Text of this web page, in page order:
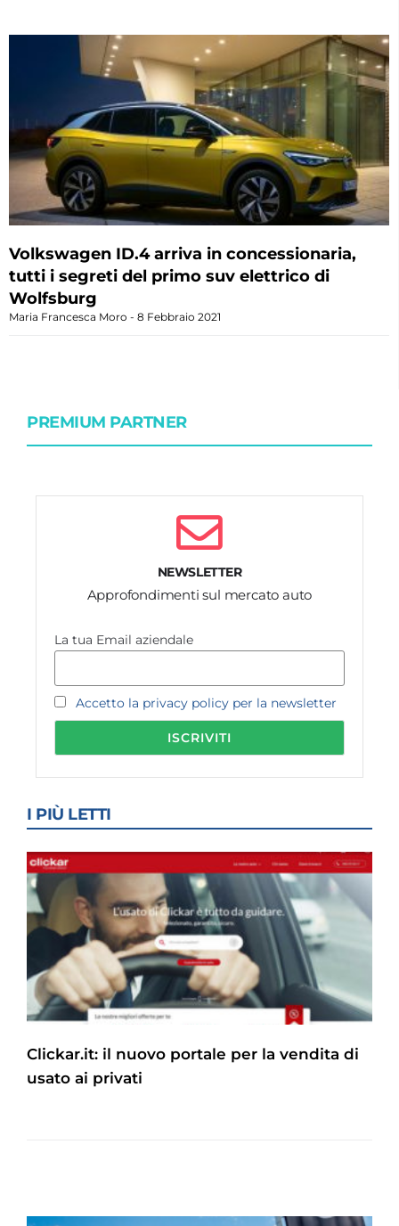
Volkswagen ID.4 arriva in concessionaria,
tutti i segreti del primo suv elettrico di
Wolfsburg
Maria Francesca Moro 8 Febbraio 2021
PREMIUM PARTNER
NEWSLETTER
Approfondimenti sul mercato auto
La tua Email aziendale
Accetto la privacy policy per la newsletter
I PIÙ LETTI
Clickar.it: il nuovo portale per la vendita di
usato ai privati